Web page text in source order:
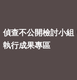
偵查不公開檢討小組
執行成果專區